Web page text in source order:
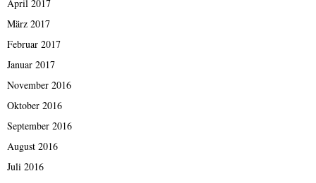
April 2017
März 2017
Februar 2017
Januar 2017
November 2016
Oktober 2016
September 2016
August 2016
Juli 2016